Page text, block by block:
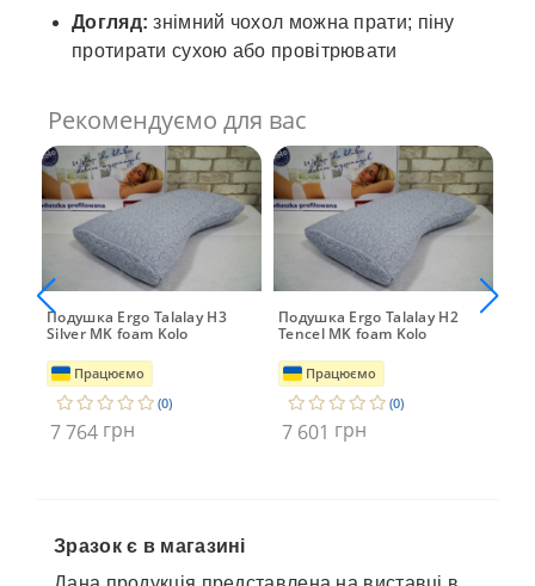
Догляд: знімний чохол можна прати; піну
протирати сухою або провітрювати
Рекомендуємо для вас
Подушка Ergo Talalay H3
Silver MK foam Kolo
Працюємо
(0)
7 764 грн
Подушка Ergo Talalay H2
Tencel MK foam Kolo
Працюємо
(0)
7 601 грн
Зразок є в магазині